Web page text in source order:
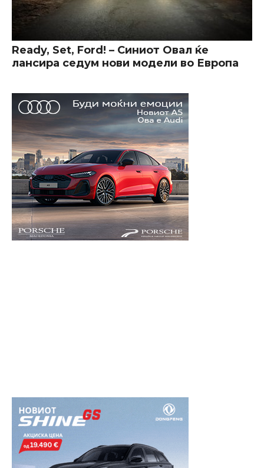
Ready, Set, Ford! – Синиот Овал ќе
лансира седум нови модели во Европа